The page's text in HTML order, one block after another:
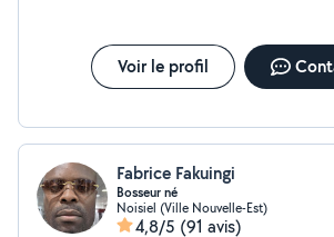
Voir le profil
Fabrice Fakuingi
Bosseur né
Noisiel (Ville Nouvelle-Est)
4,8/5 (91 avis)